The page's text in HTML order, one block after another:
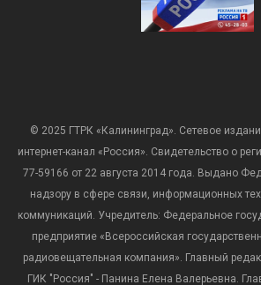
© 2025 ГТРК «Калининград». Сетевое
интернет-канал «Россия». Свидетельство о
77-59166 от 22 августа 2014 года. Выдано
надзору в сфере связи, информационных
коммуникаций. Учредитель: Федеральное
предприятие «Всероссийская
радиовещательная компания». Главный
ГИК "Россия" - Панина Елена Валерьевна.